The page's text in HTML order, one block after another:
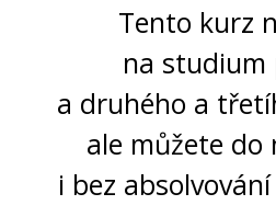
Tento kurz
na studium
a druhého a
ale můžete
i bez